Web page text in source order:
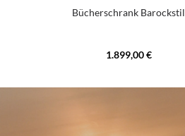
Bücherschrank Barockstil
1.899,00 €